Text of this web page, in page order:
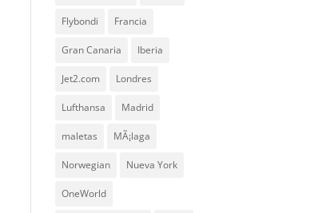
Flybondi Francia
Gran Canaria Iberia
Jet2.com Londres
Lufthansa Madrid
maletas MÃ¡laga
Norwegian Nueva York
OneWorld